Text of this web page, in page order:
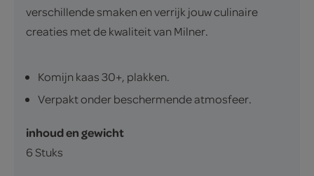
verschillende smaken en verrijk jouw culinaire
creaties met de kwaliteit van Milner.
Komijn kaas 30+, plakken.
Verpakt onder beschermende atmosfeer.
inhoud en gewicht
6 Stuks